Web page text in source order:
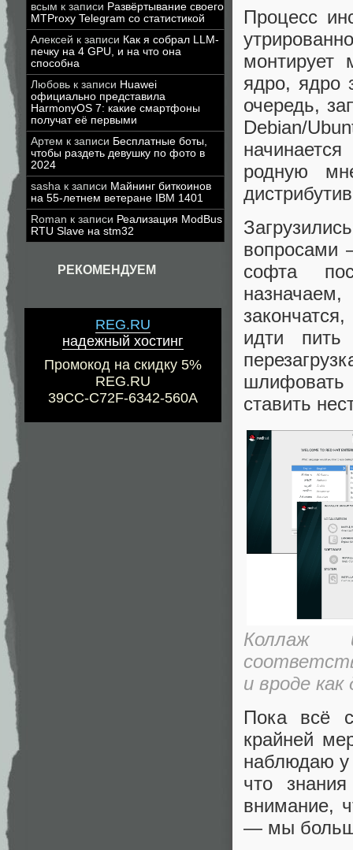
всым к записи Развёртывание своего
MTProxy Telegram со статистикой
Алексей к записи Как я собрал LLM-
печку на 4 GPU, и на что она
способна
Любовь к записи Huawei
официально представила
HarmonyOS 7: какие смартфоны
получат её первыми
Артем к записи Бесплатные боты,
чтобы раздеть девушку по фото в
2024
sasha к записи Майнинг биткоинов
на 55-летнем ветеране IBM 1401
Roman к записи Реализация ModBus
RTU Slave на stm32
РЕКОМЕНДУЕМ
REG.RU
надежный хостинг
Промокод на скидку 5%
REG.RU
39CC-C72F-6342-560A
Процесс
монтирует
ядро, ядро
очередь,
Debian/
родную
вопросами
софта
идти
шлифовать
ставить
Коллаж
и вроде
Пока всё
крайней
наблюдаю у
что
внимание,
— мы